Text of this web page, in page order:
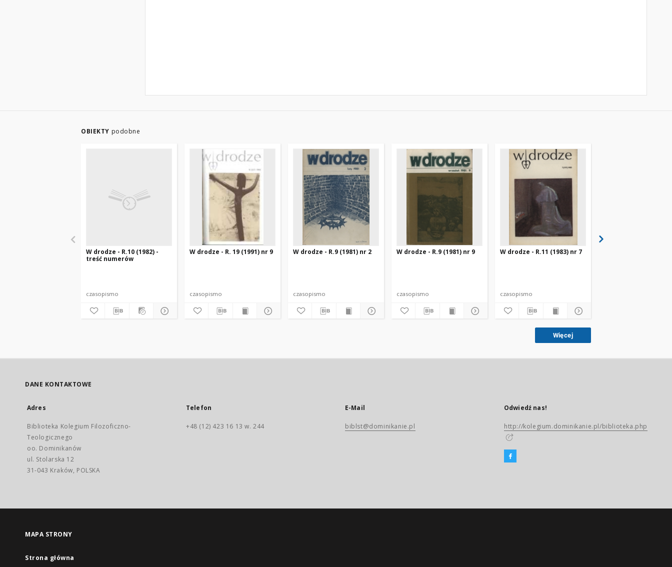
OBIEKTY podobne
W drodze - R.10 (1982) -
treść numerów
czasopismo
W drodze - R. 19 (1991) nr 9
czasopismo
W drodze - R.9 (1981) nr 2
czasopismo
W drodze - R.9 (1981) nr 9
czasopismo
W drodze - R.11 (1983) nr 7
czasopismo
Więcej
DANE KONTAKTOWE
Adres
Biblioteka Kolegium Filozoficzno-
Teologicznego
oo. Dominikanów
ul. Stolarska 12
31-043 Kraków, POLSKA
Telefon
+48 (12) 423 16 13 w. 244
E-Mail
biblst@dominikanie.pl
Odwiedź nas!
http://kolegium.dominikanie.pl/biblioteka.php
MAPA STRONY
Strona główna